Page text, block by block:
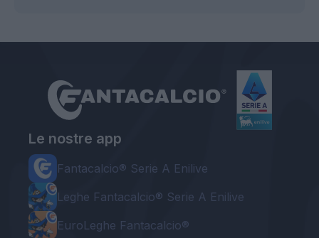
Le nostre app
Fantacalcio® Serie A Enilive
Leghe Fantacalcio® Serie A Enilive
EuroLeghe Fantacalcio®